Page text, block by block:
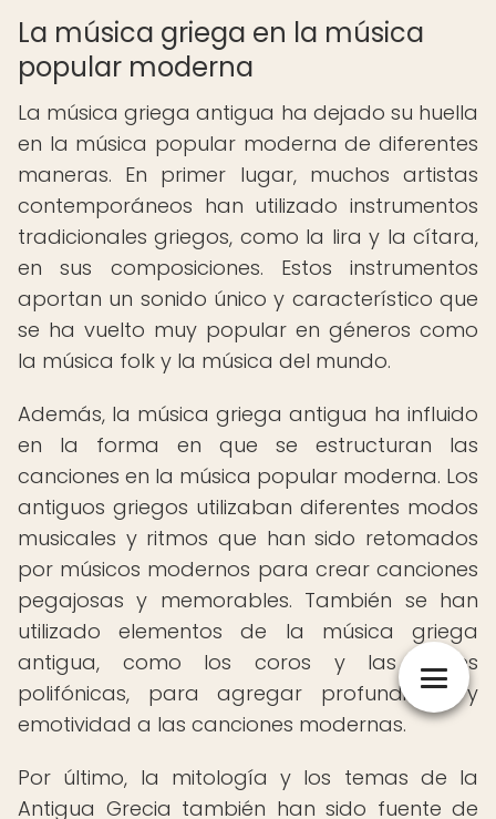
La música griega en la música
popular moderna
La música griega antigua ha dejado su huella
en la música popular moderna de diferentes
maneras. En primer lugar, muchos artistas
contemporáneos han utilizado instrumentos
tradicionales griegos, como la lira y la cítara,
en sus composiciones. Estos instrumentos
aportan un sonido único y característico que
se ha vuelto muy popular en géneros como
la música folk y la música del mundo.
Además, la música griega antigua ha influido
en la forma en que se estructuran las
canciones en la música popular moderna. Los
antiguos griegos utilizaban diferentes modos
musicales y ritmos que han sido retomados
por músicos modernos para crear canciones
pegajosas y memorables. También se han
utilizado elementos de la música griega
antigua, como los coros y las voces
polifónicas, para agregar profundidad y
emotividad a las canciones modernas.
Por último, la mitología y los temas de la
Antigua Grecia también han sido fuente de